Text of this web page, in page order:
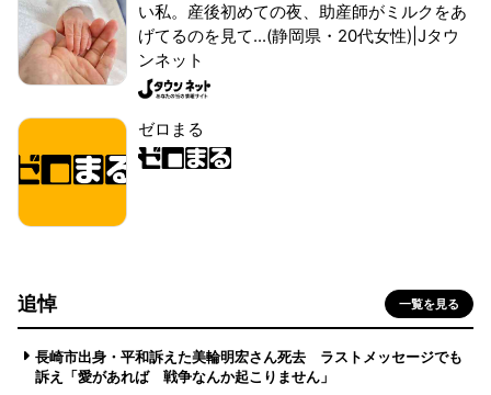
い私。産後初めての夜、助産師がミルクをあ
げてるのを見て...(静岡県・20代女性)|Jタウ
ンネット
ゼロまる
追悼 一覧を見る
長崎市出身・平和訴えた美輪明宏さん死去 ラストメッセージでも
訴え「愛があれば 戦争なんか起こりません」